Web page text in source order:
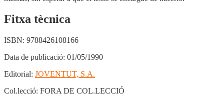
Fitxa tècnica
ISBN: 9788426108166
Data de publicació: 01/05/1990
Editorial: JOVENTUT, S.A.
Col.lecció: FORA DE COL.LECCIÓ